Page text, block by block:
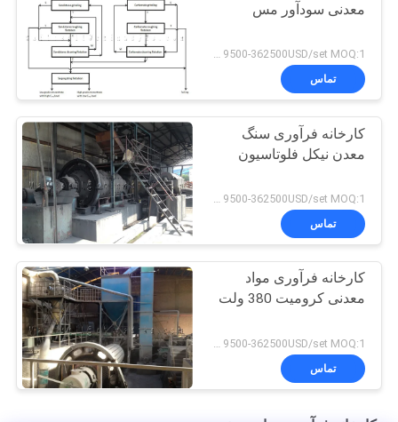
معدنی سودآور مس
9500-362500USD/set MOQ:1 ست
تماس
کارخانه فرآوری سنگ
معدن نیکل فلوتاسیون
9500-362500USD/set MOQ:1 ست
تماس
کارخانه فرآوری مواد
معدنی کرومیت 380 ولت
تماس